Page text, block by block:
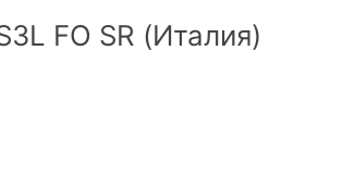
FO SR (Италия)